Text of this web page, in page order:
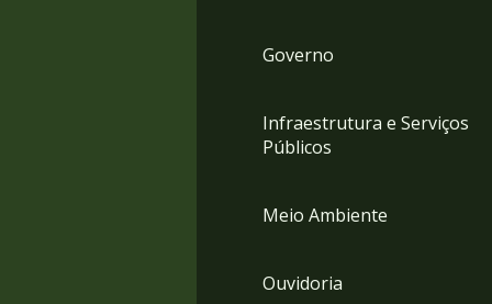
Governo
Infraestrutura e Serviços
Públicos
Meio Ambiente
Ouvidoria